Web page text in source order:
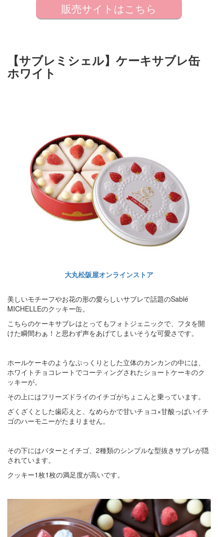
販売サイトはこちら
【サブレミシェル】ケーキサブレ缶
ホワイト
大丸松阪屋オンラインストア
美しいモチーフやお花の形の愛らしいサブレで話題のSablé
MICHELLEのクッキー缶。
こちらのケーキサブレはとってもフォトジェニックで、フタを開
けた瞬間わぁ！と思わず声をあげてしまいそうな可愛さです。
ホールケーキのようなぷっくりとした立体のカンカンの中には、
ホワイトチョコレートでコーティングされたショートケーキのク
ッキーが。
その上にはフリーズドライのイチゴがちょこんと乗っています。
ざくざくとした歯応えと、なめらかで甘いチョコ×甘酸っぱいイチ
ゴのハーモニーがたまりません。
その下にはバターとイチゴ、2種類のシンプルな型抜きサブレが隠
されています。
クッキー1枚1枚の満足度が高いです。